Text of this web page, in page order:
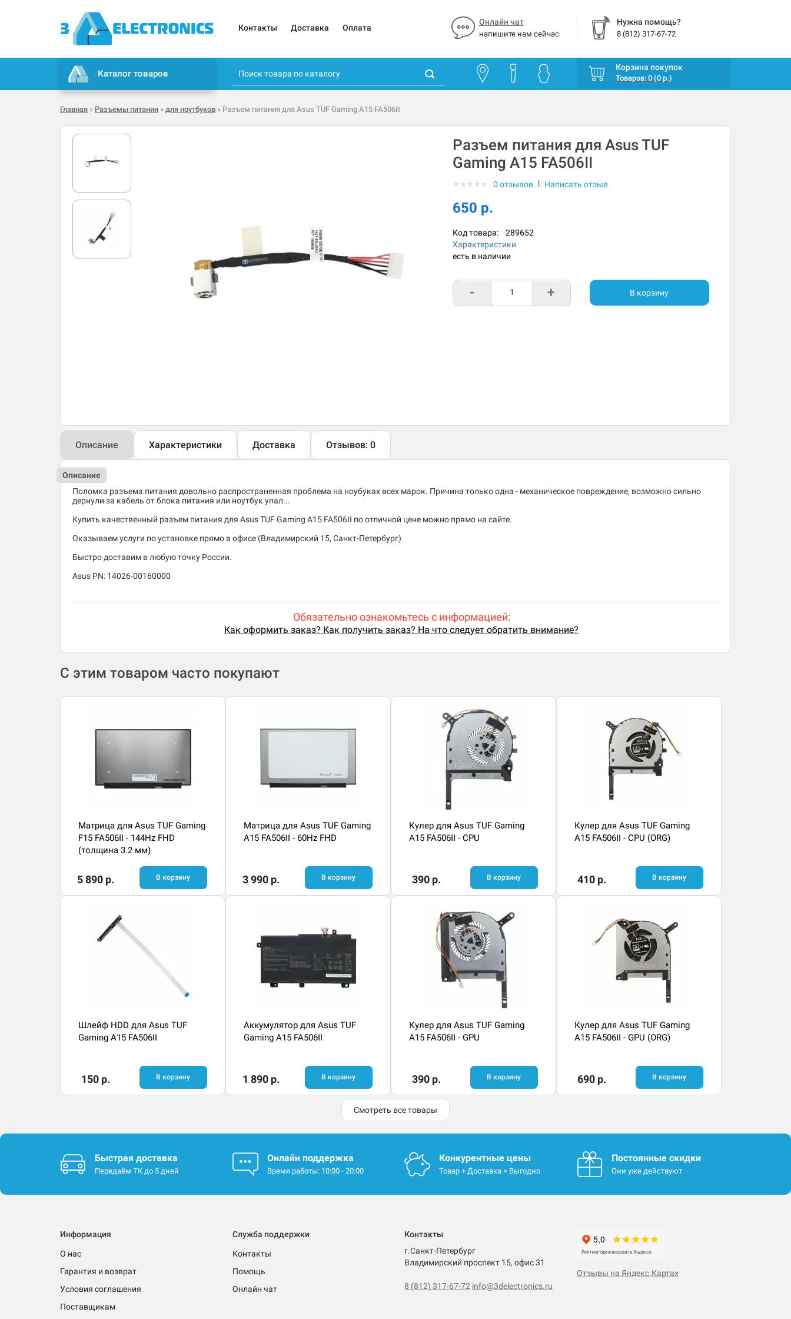
Контакты Доставка Оплата
Онлайн чат
напишите нам сейчас
Нужна помощь?
8 (812) 317-67-72
Каталог товаров
Корзина покупок
Товаров: 0 (0 р.)
Главная » Разъемы питания » для ноутбуков » Разъем питания для Asus TUF Gaming A15 FA506II
Разъем питания для Asus TUF
Gaming A15 FA506II
★ ★ ★ ★ ★ 0 отзывов | Написать отзыв
650 р.
Код товара: 289652
Характеристики
есть в наличии
- + В корзину
Описание Характеристики Доставка Отзывов: 0
Описание
Поломка разъема питания довольно распространенная проблема на ноубуках всех марок. Причина только одна - механическое повреждение, возможно сильно
дернули за кабель от блока питания или ноутбук упал...
Купить качественный разъем питания для Asus TUF Gaming A15 FA506II по отличной цене можно прямо на сайте.
Оказываем услуги по установке прямо в офисе (Владимирский 15, Санкт-Петербург)
Быстро доставим в любую точку России.
Asus PN: 14026-00160000
Обязательно ознакомьтесь с информацией:
Как оформить заказ? Как получить заказ? На что следует обратить внимание?
С этим товаром часто покупают
Матрица для Asus TUF Gaming
F15 FA506II - 144Hz FHD
(толщина 3.2 мм)
5 890 р. В корзину
Матрица для Asus TUF Gaming
A15 FA506II - 60Hz FHD
3 990 р. В корзину
Кулер для Asus TUF Gaming
A15 FA506II - CPU
390 р. В корзину
Кулер для Asus TUF Gaming
A15 FA506II - CPU (ORG)
410 р. В корзину
Шлейф HDD для Asus TUF
Gaming A15 FA506II
150 р. В корзину
Аккумулятор для Asus TUF
Gaming A15 FA506II
1 890 р. В корзину
Кулер для Asus TUF Gaming
A15 FA506II - GPU
390 р. В корзину
Кулер для Asus TUF Gaming
A15 FA506II - GPU (ORG)
690 р. В корзину
Смотреть все товары
Быстрая доставка
Передаём ТК до 5 дней
Онлайн поддержка
Время работы: 10:00 - 20:00
Конкурентные цены
Товар + Доставка = Выгодно
Постоянные скидки
Они уже действуют
Информация
О нас
Гарантия и возврат
Условия соглашения
Поставщикам
Служба поддержки
Контакты
Помощь
Онлайн чат
Контакты
г.Санкт-Петербург
Владимирский проспект 15, офис 31
8 (812) 317-67-72 info@3delectronics.ru
Отзывы на Яндекс.Картах